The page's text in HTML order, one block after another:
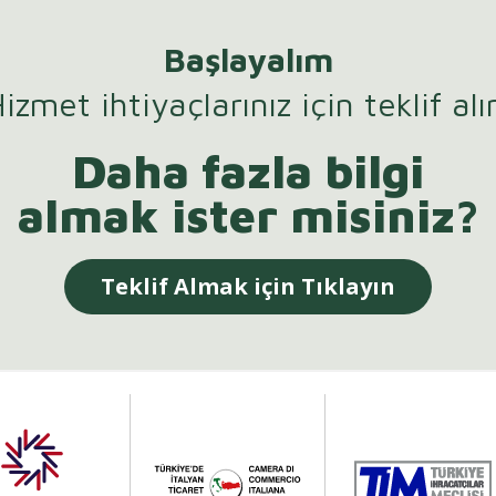
Başlayalım
ihtiyaçlarınız için teklif
Daha fazla bilgi
almak ister misiniz?
Teklif Almak için Tıklayın